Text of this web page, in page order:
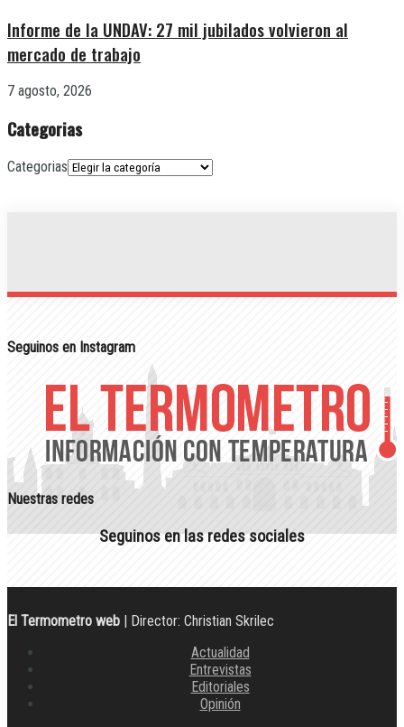
Informe de la UNDAV: 27 mil jubilados volvieron al
mercado de trabajo
7 agosto, 2026
Categorias
Categorias
Seguinos en Instagram
Nuestras redes
Seguinos en las redes sociales
El Termometro web | Director: Christian Skrilec
Actualidad
Entrevistas
Editoriales
Opinión